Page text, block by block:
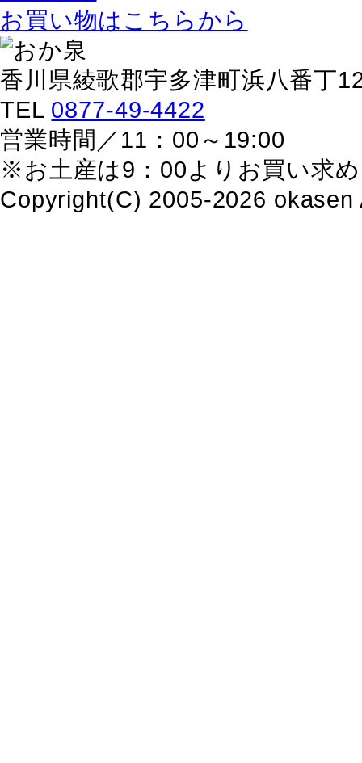
お買い物はこちらから
香川県綾歌郡宇多津町浜八番丁
TEL 0877-49-4422
営業時間／11：00～19:00
※お土産は9：00よりお買い求
Copyright(C) 2005-2026